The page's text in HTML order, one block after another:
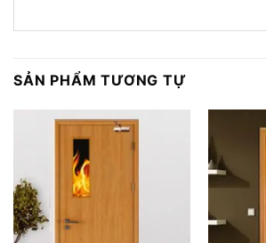
SẢN PHẨM TƯƠNG TỰ